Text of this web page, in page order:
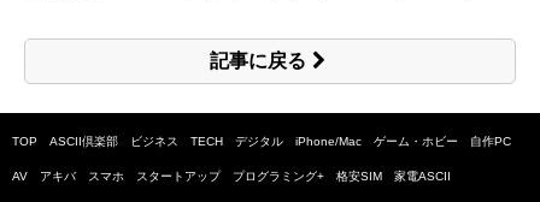
記事に戻る
TOP ASCII倶楽部 ビジネス TECH デジタル iPhone/Mac ゲーム・ホビー 自作PC
AV アキバ スマホ スタートアップ プログラミング+ 格安SIM 家電ASCII